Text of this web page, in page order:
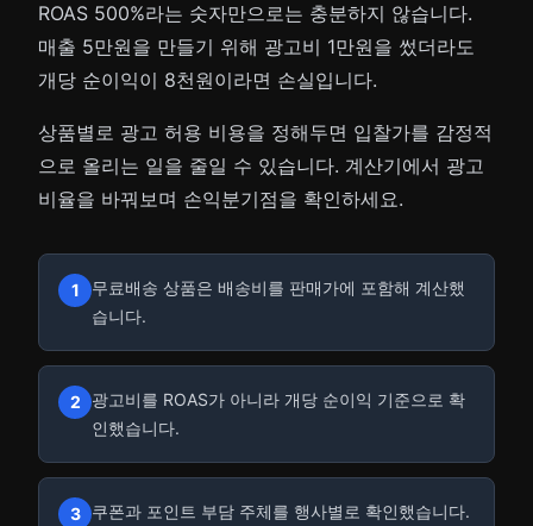
ROAS 500%라는 숫자만으로는 충분하지 않습니다.
매출 5만원을 만들기 위해 광고비 1만원을 썼더라도
개당 순이익이 8천원이라면 손실입니다.
상품별로 광고 허용 비용을 정해두면 입찰가를 감정적
으로 올리는 일을 줄일 수 있습니다. 계산기에서 광고
비율을 바꿔보며 손익분기점을 확인하세요.
1
무료배송 상품은 배송비를 판매가에 포함해 계산했
습니다.
2
광고비를 ROAS가 아니라 개당 순이익 기준으로 확
인했습니다.
3 쿠폰과 포인트 부담 주체를 행사별로 확인했습니다.